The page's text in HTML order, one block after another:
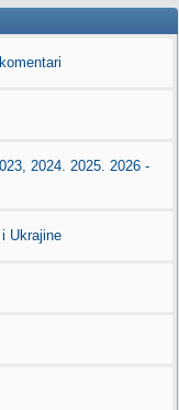
2024. 2025. 2026 -
Ukrajine